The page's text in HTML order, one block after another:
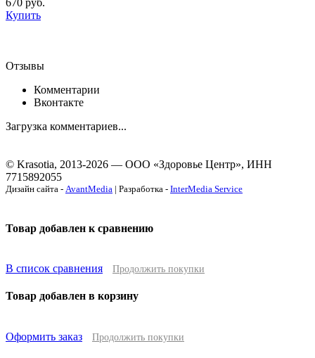
Купить
Отзывы
Комментарии
Вконтакте
Загрузка комментариев...
© Krasotia, 2013-2026 — ООО «Здоровье Центр», ИНН
7715892055
Дизайн сайта - AvantMedia | Разработка - InterMedia Service
Товар добавлен к сравнению
В список сравнения Продолжить покупки
Товар добавлен в корзину
Оформить заказ Продолжить покупки